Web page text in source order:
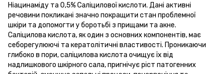
Ніацинаміду та 0,5% Саліцилової кислоти. Дані активні
речовини покликані значно покращити стан проблемної
шкіри та допомогти у боротьбі з прищами та акне.
Саліцилова кислота, як один з основних компонентів, має
себорегулюючі та кератолітичні властивості. Проникаючи
глибоко в пори, саліцилова кислота очищує їх від
надлишкового шкірного сала, пригнічує ріст патогенних